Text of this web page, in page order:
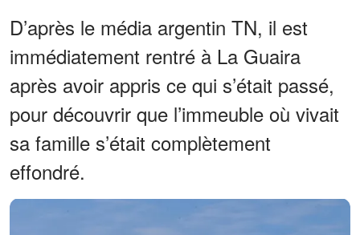
D’après le média argentin TN, il est
immédiatement rentré à La Guaira
après avoir appris ce qui s’était passé,
pour découvrir que l’immeuble où vivait
sa famille s’était complètement
effondré.